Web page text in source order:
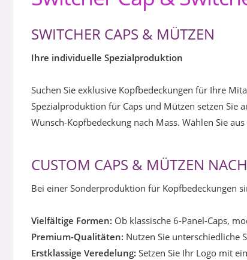
SWITCHER CAPS & MÜTZEN
Ihre individuelle Spezialproduktion
Suchen Sie exklusive Kopfbedeckungen für Ihre
Spezialproduktion für Caps und Mützen setzen
Wunsch-Kopfbedeckung nach Mass. Wählen Sie
CUSTOM CAPS & MÜTZEN
Bei einer Sonderproduktion für Kopfbedeckungen
Vielfältige Formen: Ob klassische 6-Panel-Caps,
Premium-Qualitäten: Nutzen Sie unterschiedliche
Erstklassige Veredelung: Setzen Sie Ihr Logo mit